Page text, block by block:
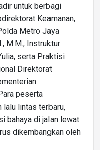
untuk berbagi
Keamanan,
Metro Jaya
M.M., Instruktur
serta Praktisi
Direktorat
peserta
lintas terbaru,
bahaya di jalan lewat
dikembangkan oleh